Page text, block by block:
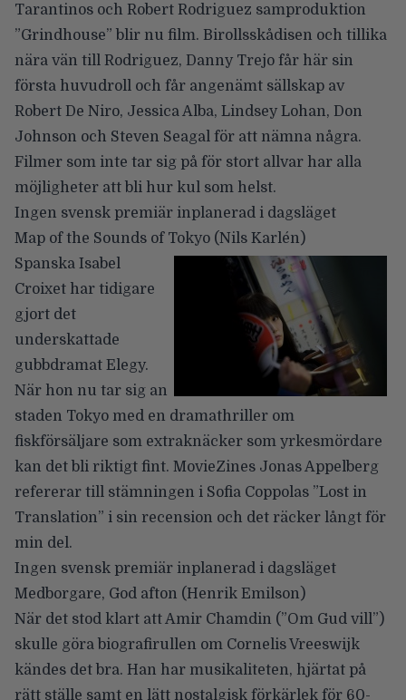
Tarantinos och Robert Rodriguez samproduktion
”Grindhouse” blir nu film. Birollsskådisen och tillika
nära vän till Rodriguez, Danny Trejo får här sin
första huvudroll och får angenämt sällskap av
Robert De Niro, Jessica Alba, Lindsey Lohan, Don
Johnson och Steven Seagal för att nämna några.
Filmer som inte tar sig på för stort allvar har alla
möjligheter att bli hur kul som helst.
Ingen svensk premiär inplanerad i dagsläget
Map of the Sounds of Tokyo (Nils Karlén)
Spanska Isabel
Croixet har tidigare
gjort det
underskattade
gubbdramat Elegy.
När hon nu tar sig an
staden Tokyo med en dramathriller om
fiskförsäljare som extraknäcker som yrkesmördare
kan det bli riktigt fint. MovieZines Jonas Appelberg
refererar till stämningen i Sofia Coppolas ”Lost in
Translation” i sin recension och det räcker långt för
min del.
Ingen svensk premiär inplanerad i dagsläget
Medborgare, God afton (Henrik Emilson)
När det stod klart att Amir Chamdin (”Om Gud vill”)
skulle göra biografirullen om Cornelis Vreeswijk
kändes det bra. Han har musikaliteten, hjärtat på
rätt ställe samt en lätt nostalgisk förkärlek för 60-